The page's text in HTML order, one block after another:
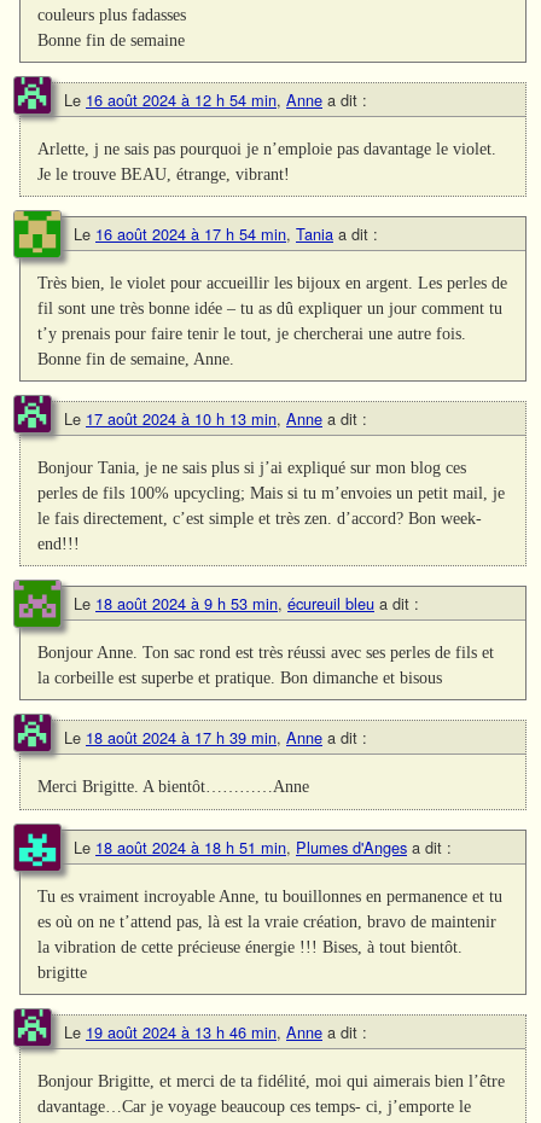
couleurs plus fadasses
Bonne fin de semaine
Le 16 août 2024 à 12 h 54 min, Anne a dit :
Arlette, j ne sais pas pourquoi je n’emploie pas davantage le violet.
Je le trouve BEAU, étrange, vibrant!
Le 16 août 2024 à 17 h 54 min, Tania a dit :
Très bien, le violet pour accueillir les bijoux en argent. Les perles de
fil sont une très bonne idée – tu as dû expliquer un jour comment tu
t’y prenais pour faire tenir le tout, je chercherai une autre fois.
Bonne fin de semaine, Anne.
Le 17 août 2024 à 10 h 13 min, Anne a dit :
Bonjour Tania, je ne sais plus si j’ai expliqué sur mon blog ces
perles de fils 100% upcycling; Mais si tu m’envoies un petit mail, je
le fais directement, c’est simple et très zen. d’accord? Bon week-
end!!!
Le 18 août 2024 à 9 h 53 min, écureuil bleu a dit :
Bonjour Anne. Ton sac rond est très réussi avec ses perles de fils et
la corbeille est superbe et pratique. Bon dimanche et bisous
Le 18 août 2024 à 17 h 39 min, Anne a dit :
Merci Brigitte. A bientôt…………Anne
Le 18 août 2024 à 18 h 51 min, Plumes d'Anges a dit :
Tu es vraiment incroyable Anne, tu bouillonnes en permanence et tu
es où on ne t’attend pas, là est la vraie création, bravo de maintenir
la vibration de cette précieuse énergie !!! Bises, à tout bientôt.
brigitte
Le 19 août 2024 à 13 h 46 min, Anne a dit :
Bonjour Brigitte, et merci de ta fidélité, moi qui aimerais bien l’être
davantage…Car je voyage beaucoup ces temps- ci, j’emporte le